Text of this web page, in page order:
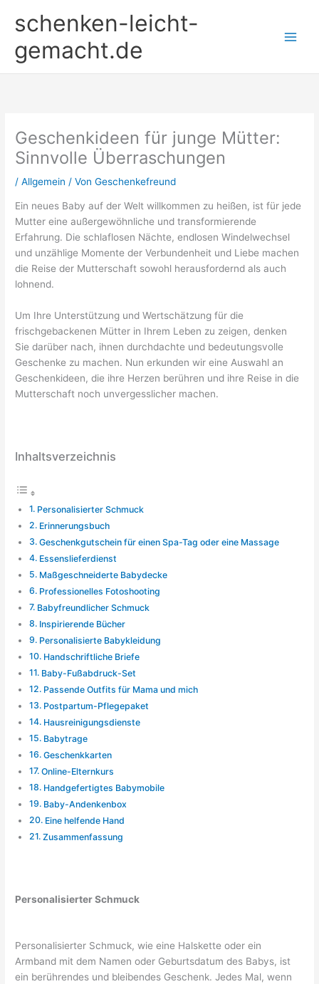
Inhaltschenken-leicht-
gemacht.de
Geschenkideen für junge Mütter:
Sinnvolle Überraschungen
/Allgemein / VonGeschenkefreund
Ein neues Baby auf der Welt willkommen zu heißen, ist für jede
Mutter eine außergewöhnliche und transformierende
Erfahrung. Die schlaflosen Nächte, endlosen Windelwechsel
und unzählige Momente der Verbundenheit und Liebe machen
die Reise der Mutterschaft sowohl herausfordernd als auch
lohnend.
Um Ihre Unterstützung und Wertschätzung für die
frischgebackenen Mütter in Ihrem Leben zu zeigen, denken
Sie darüber nach, ihnen durchdachte und bedeutungsvolle
Geschenke zu machen. Nun erkunden wir eine Auswahl an
Geschenkideen, die ihre Herzen berühren und ihre Reise in die
Mutterschaft noch unvergesslicher machen.
Inhaltsverzeichnis
Personalisierter Schmuck
Erinnerungsbuch
Geschenkgutschein für einen Spa-Tag oder eine Massage
Essenslieferdienst
Maßgeschneiderte Babydecke
Professionelles Fotoshooting
Babyfreundlicher Schmuck
Inspirierende Bücher
Personalisierte Babykleidung
Handschriftliche Briefe
Baby-Fußabdruck-Set
Passende Outfits für Mama und mich
Postpartum-Pflegepaket
Hausreinigungsdienste
Babytrage
Geschenkkarten
Online-Elternkurs
Handgefertigtes Babymobile
Baby-Andenkenbox
Eine helfende Hand
Zusammenfassung
Personalisierter Schmuck
Personalisierter Schmuck, wie eine Halskette oder ein
Armband mit dem Namen oder Geburtsdatum des Babys, ist
ein berührendes und bleibendes Geschenk. Jedes Mal, wenn